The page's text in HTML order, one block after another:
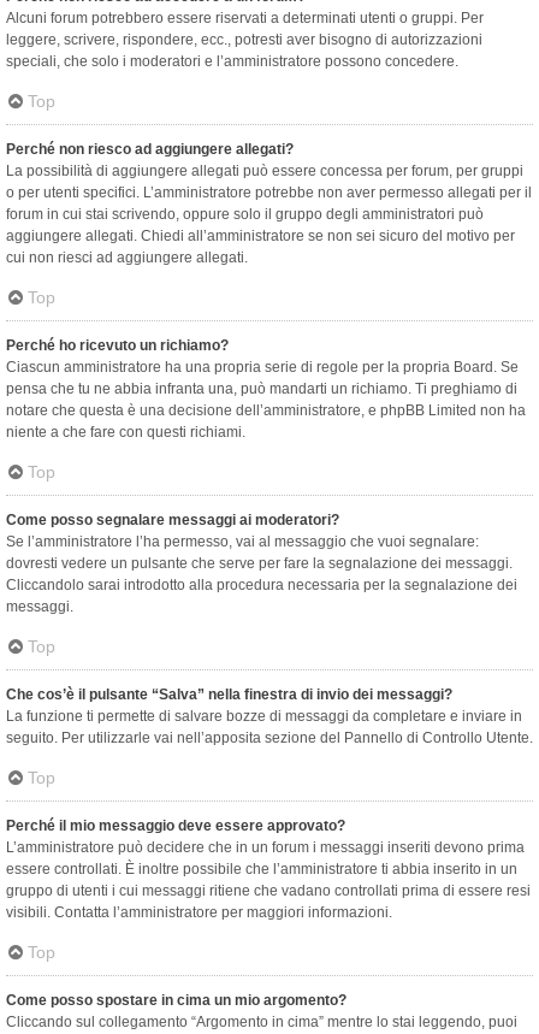
Alcuni forum potrebbero essere riservati a determinati utenti o gruppi. Per
leggere, scrivere, rispondere, ecc., potresti aver bisogno di autorizzazioni
speciali, che solo i moderatori e l’amministratore possono concedere.
Top
Perché non riesco ad aggiungere allegati?
La possibilità di aggiungere allegati può essere concessa per forum, per gruppi
o per utenti specifici. L’amministratore potrebbe non aver permesso allegati per il
forum in cui stai scrivendo, oppure solo il gruppo degli amministratori può
aggiungere allegati. Chiedi all’amministratore se non sei sicuro del motivo per
cui non riesci ad aggiungere allegati.
Top
Perché ho ricevuto un richiamo?
Ciascun amministratore ha una propria serie di regole per la propria Board. Se
pensa che tu ne abbia infranta una, può mandarti un richiamo. Ti preghiamo di
notare che questa è una decisione dell’amministratore, e phpBB Limited non ha
niente a che fare con questi richiami.
Top
Come posso segnalare messaggi ai moderatori?
Se l’amministratore l’ha permesso, vai al messaggio che vuoi segnalare:
dovresti vedere un pulsante che serve per fare la segnalazione dei messaggi.
Cliccandolo sarai introdotto alla procedura necessaria per la segnalazione dei
messaggi.
Top
Che cos’è il pulsante “Salva” nella finestra di invio dei messaggi?
La funzione ti permette di salvare bozze di messaggi da completare e inviare in
seguito. Per utilizzarle vai nell’apposita sezione del Pannello di Controllo Utente.
Top
Perché il mio messaggio deve essere approvato?
L’amministratore può decidere che in un forum i messaggi inseriti devono prima
essere controllati. È inoltre possibile che l’amministratore ti abbia inserito in un
gruppo di utenti i cui messaggi ritiene che vadano controllati prima di essere resi
visibili. Contatta l’amministratore per maggiori informazioni.
Top
Come posso spostare in cima un mio argomento?
Cliccando sul collegamento “Argomento in cima” mentre lo stai leggendo, puoi